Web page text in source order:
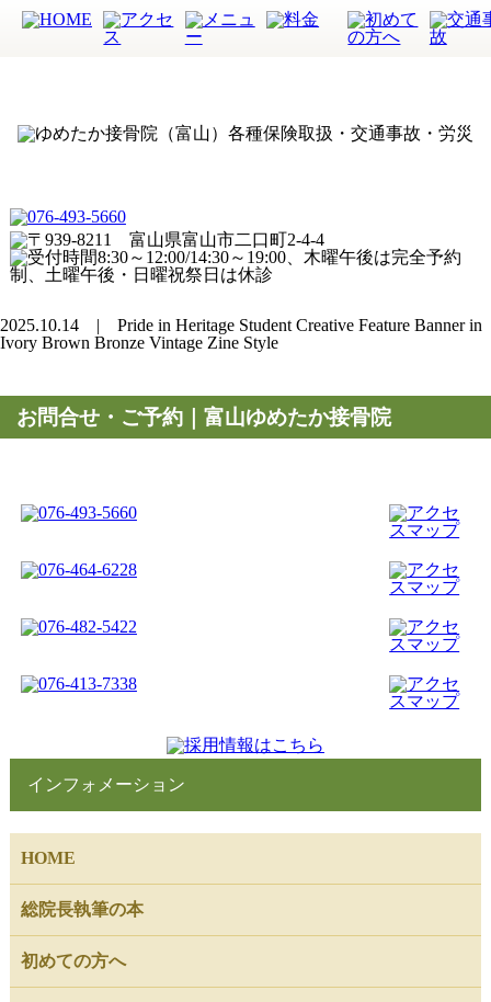
2025.10.14 | Pride in Heritage Student Creative Feature Banner in
Ivory Brown Bronze Vintage Zine Style
お問合せ・ご予約｜富山ゆめたか接骨院
インフォメーション
HOME
総院長執筆の本
初めての方へ